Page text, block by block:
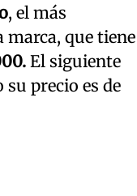
, el más
marca, que tiene
El siguiente
precio es de